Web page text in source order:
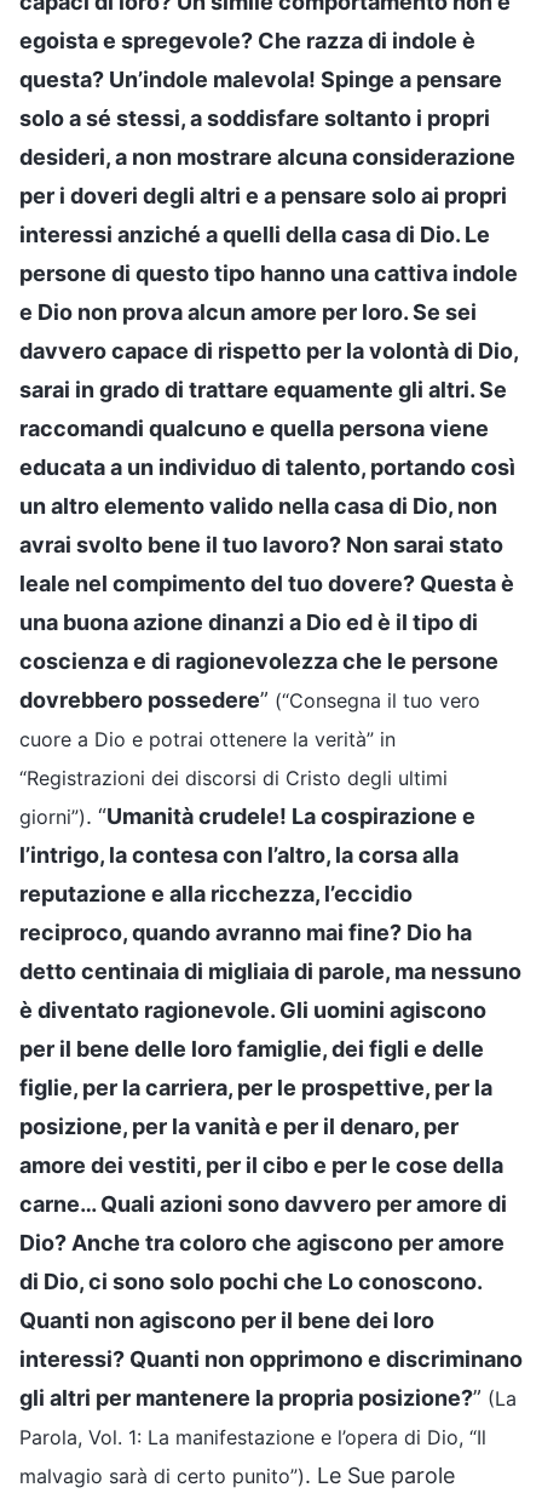
egoista e spregevole? Che razza di indole è
questa? Un’indole malevola! Spinge a pensare
solo a sé stessi, a soddisfare soltanto i propri
desideri, a non mostrare alcuna considerazione
per i doveri degli altri e a pensare solo ai propri
interessi anziché a quelli della casa di Dio. Le
persone di questo tipo hanno una cattiva indole
e Dio non prova alcun amore per loro. Se sei
davvero capace di rispetto per la volontà di Dio,
sarai in grado di trattare equamente gli altri. Se
raccomandi qualcuno e quella persona viene
educata a un individuo di talento, portando così
un altro elemento valido nella casa di Dio, non
avrai svolto bene il tuo lavoro? Non sarai stato
leale nel compimento del tuo dovere? Questa è
una buona azione dinanzi a Dio ed è il tipo di
coscienza e di ragionevolezza che le persone
dovrebbero possedere” (“Consegna il tuo vero
cuore a Dio e potrai ottenere la verità” in
“Registrazioni dei discorsi di Cristo degli ultimi
giorni”). “Umanità crudele! La cospirazione e
l’intrigo, la contesa con l’altro, la corsa alla
reputazione e alla ricchezza, l’eccidio
reciproco, quando avranno mai fine? Dio ha
detto centinaia di migliaia di parole, ma nessuno
è diventato ragionevole. Gli uomini agiscono
per il bene delle loro famiglie, dei figli e delle
figlie, per la carriera, per le prospettive, per la
posizione, per la vanità e per il denaro, per
amore dei vestiti, per il cibo e per le cose della
carne… Quali azioni sono davvero per amore di
Dio? Anche tra coloro che agiscono per amore
di Dio, ci sono solo pochi che Lo conoscono.
Quanti non agiscono per il bene dei loro
interessi? Quanti non opprimono e discriminano
gli altri per mantenere la propria posizione?” (La
Parola, Vol. 1: La manifestazione e l’opera di Dio, “Il
malvagio sarà di certo punito”). Le Sue parole